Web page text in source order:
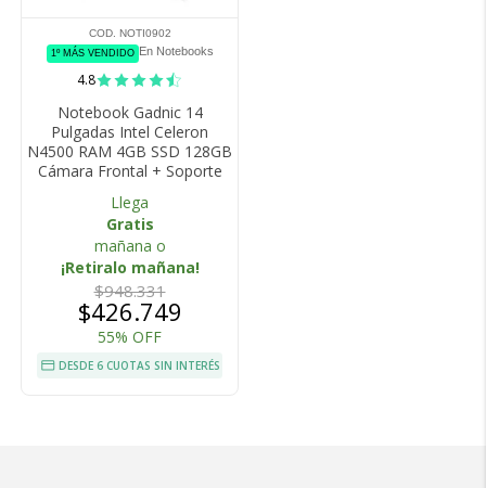
COD. NOTI0902
1º MÁS VENDIDO En Notebooks
4.8
Notebook Gadnic 14
Pulgadas Intel Celeron
N4500 RAM 4GB SSD 128GB
Cámara Frontal + Soporte
Llega
Gratis
mañana o
¡Retiralo mañana!
$948.331
$426.749
55% OFF
DESDE 6 CUOTAS SIN INTERÉS